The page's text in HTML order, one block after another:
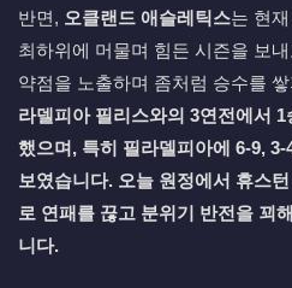
반면, 오클랜드 애슬레틱스는 현
최하위에 머물며 힘든 시즌을 보
약점을 노출하며 좀처럼 승수를
라델피아 필리스와의 3연전에서
했으며, 특히 필라델피아에 6-9,
보였습니다. 오늘 원정에서 휴스
로 연패를 끊고 분위기 반전을 꾀
니다.